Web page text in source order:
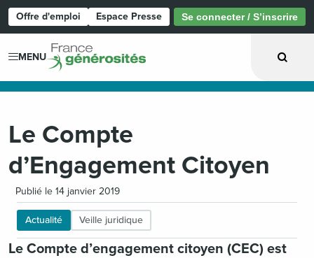
Offre d'emploi Espace Presse Se connecter / S’inscrire
MENU
Le Compte
d’Engagement Citoyen
Publié le 14 janvier 2019
Actualité Veille juridique
Le Compte d’engagement citoyen (CEC) est